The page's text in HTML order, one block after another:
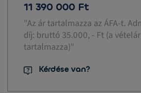
11 390 000 Ft
"Az ár tartalmazza az ÁFA-t.
díj: bruttó 35.000, - Ft (a
tartalmazza)"
Kérdése van?